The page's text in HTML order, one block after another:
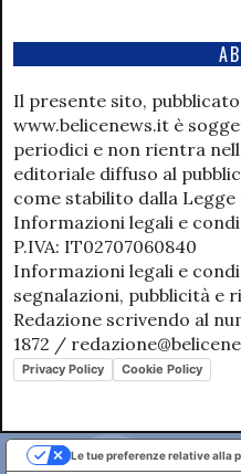
Il presente sito,
www.belicenews.it è
periodici e non rientra
editoriale diffuso al
come stabilito dalla Legge
Informazioni legali e
P.IVA: IT02707060840
Informazioni legali e
segnalazioni, pubblicità e
Redazione scrivendo al
1872 /
Privacy Policy Cookie Policy
Le tue preferenze relative alla